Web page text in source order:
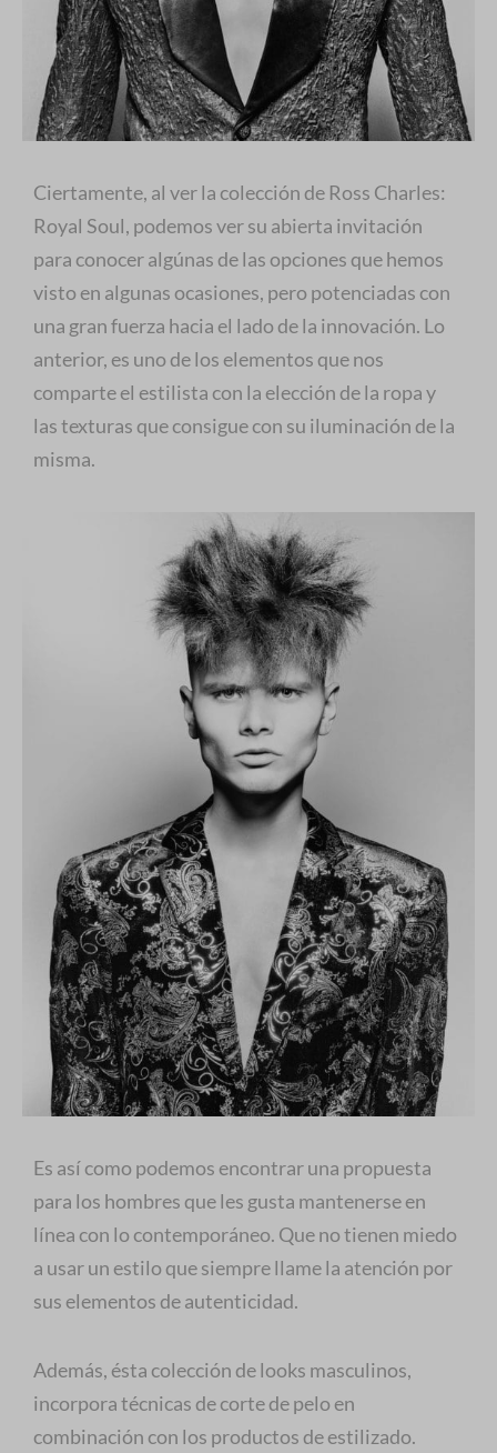
Ciertamente, al ver la colección de Ross Charles:
Royal Soul, podemos ver su abierta invitación
para conocer algúnas de las opciones que hemos
visto en algunas ocasiones, pero potenciadas con
una gran fuerza hacia el lado de la innovación. Lo
anterior, es uno de los elementos que nos
comparte el estilista con la elección de la ropa y
las texturas que consigue con su iluminación de la
misma.
Es así como podemos encontrar una propuesta
para los hombres que les gusta mantenerse en
línea con lo contemporáneo. Que no tienen miedo
a usar un estilo que siempre llame la atención por
sus elementos de autenticidad.
Además, ésta colección de looks masculinos,
incorpora técnicas de corte de pelo en
combinación con los productos de estilizado.